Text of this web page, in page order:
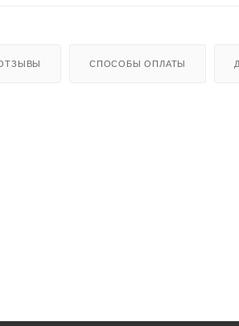
СПОСОБЫ ОПЛАТЫ